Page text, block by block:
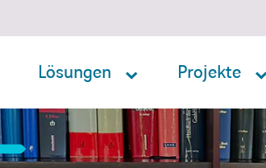
Lösungen Projekte